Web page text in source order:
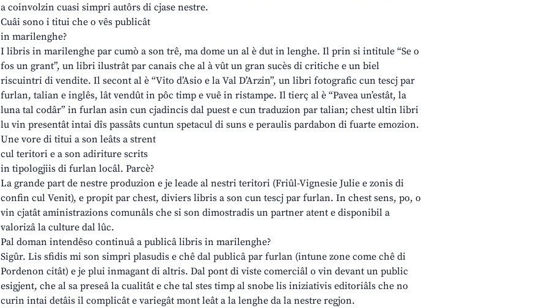
a coinvolzin cuasi simpri autôrs di cjase nestre.
Cuâi sono i titui che o vês publicât
in marilenghe?
I libris in marilenghe par cumò a son trê, ma dome un al è dut in lenghe. Il prin si intitule “Se o
fos un grant”, un libri ilustrât par canais che al à vût un gran sucès di critiche e un biel
riscuintri di vendite. Il secont al è “Vito d’Asio e la Val D’Arzin”, un libri fotografic cun tescj par
furlan, talian e inglês, lât vendût in pôc timp e vuê in ristampe. Il tierç al è “Pavea un’estât, la
luna tal codâr” in furlan asin cun cjadincis dal puest e cun traduzion par talian; chest ultin libri
lu vin presentât intai dîs passâts cuntun spetacul di suns e peraulis pardabon di fuarte emozion.
Une vore di titui a son leâts a strent
cul teritori e a son adiriture scrits
in tipologjiis di furlan locâl. Parcè?
La grande part de nestre produzion e je leade al nestri teritori (Friûl-Vignesie Julie e zonis di
confin cul Venit), e propit par chest, diviers libris a son cun tescj par furlan. In chest sens, po, o
vin cjatât aministrazions comunâls che si son dimostradis un partner atent e disponibil a
valorizâ la culture dal lûc.
Pal doman intendêso continuâ a publicâ libris in marilenghe?
Sigûr. Lis sfidis mi son simpri plasudis e chê dal publicâ par furlan (intune zone come chê di
Pordenon citât) e je plui inmagant di altris. Dal pont di viste comerciâl o vin devant un public
esigjent, che al sa preseâ la cualitât e che tal stes timp al snobe lis iniziativis editoriâls che no
curin intai detâis il complicât e variegât mont leât a la lenghe da la nestre regjon.